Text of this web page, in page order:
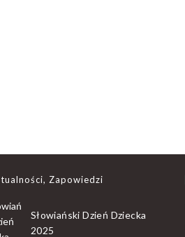
Zapowiedzi
Słowiański Dzień Dziecka
2025